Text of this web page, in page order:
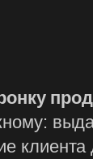
клиента